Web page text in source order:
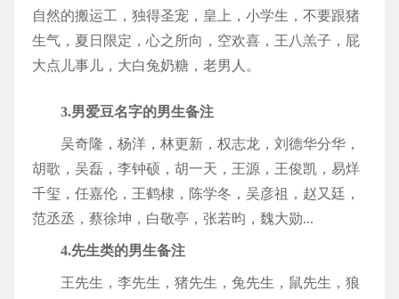
自然的搬运工，独得圣宠，皇上，小学生，不要跟猪
生气，夏日限定，心之所向，空欢喜，王八羔子，屁
大点儿事儿，大白兔奶糖，老男人。
3.男爱豆名字的男生备注
吴奇隆，杨洋，林更新，权志龙，刘德华分华，
胡歌，吴磊，李钟硕，胡一天，王源，王俊凯，易烊
千玺，任嘉伦，王鹤棣，陈学冬，吴彦祖，赵又廷，
范丞丞，蔡徐坤，白敬亭，张若昀，魏大勋...
4.先生类的男生备注
王先生，李先生，猪先生，兔先生，鼠先生，狼